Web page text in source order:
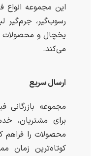
این مجموعه انواع
رسوب‌گیر، جرم‌گیر
یخچال و محصولات
می‌کند.
ارسال سریع
مجموعه بازرگانی
برای مشتریان،
محصولات را
کوتاه‌ترین زمان